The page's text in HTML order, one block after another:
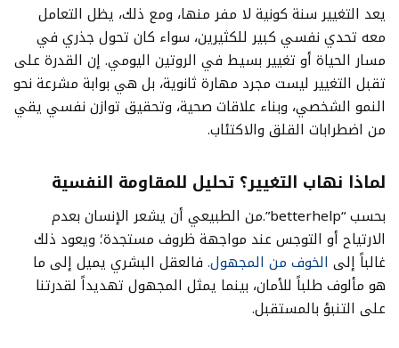
يعد التغيير سنة كونية لا مفر منها، ومع ذلك، يظل التعامل
معه تحدي نفسي كبير للكثيرين، سواء كان تحول جذري في
مسار الحياة أو تغيير بسيط في الروتين اليومي. إن القدرة على
تقبل التغيير ليست مجرد مهارة ثانوية، بل هي بوابة مشرعة نحو
النمو الشخصي، وبناء علاقات صحية، وتحقيق توازن نفسي يقي
من اضطرابات القلق والاكتئاب.
لماذا نهاب التغيير؟ تحليل للمقاومة النفسية
بحسب “betterhelp”.من الطبيعي أن يشعر الإنسان بعدم
الارتياح أو التوجس عند مواجهة ظروف مستجدة؛ ويعود ذلك
غالباً إلى الخوف من المجهول. فالعقل البشري يميل إلى ما
هو مألوف طلباً للأمان، بينما يمثل المجهول تهديداً لقدرتنا
على التنبؤ بالمستقبل.